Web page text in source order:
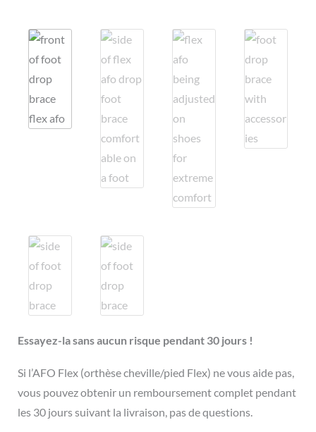
Essayez-la sans aucun risque pendant 30 jours !
Si l’AFO Flex (orthèse cheville/pied Flex) ne vous aide pas,
vous pouvez obtenir un remboursement complet pendant
les 30 jours suivant la livraison, pas de questions.